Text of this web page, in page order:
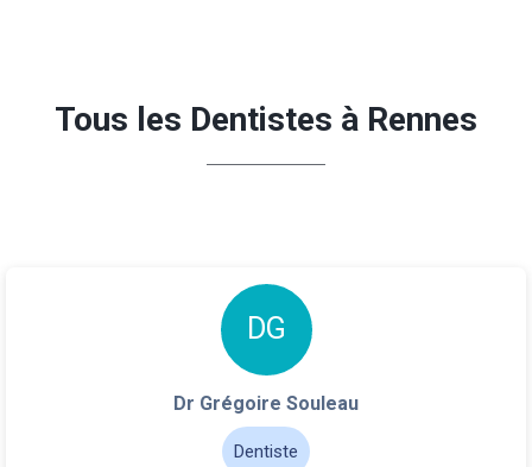
Tous les Dentistes à Rennes
DG
Dr Grégoire Souleau
Dentiste